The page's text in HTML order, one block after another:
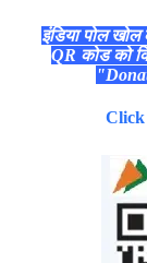
इंडिया पोल खोल
QR कोड को
Click